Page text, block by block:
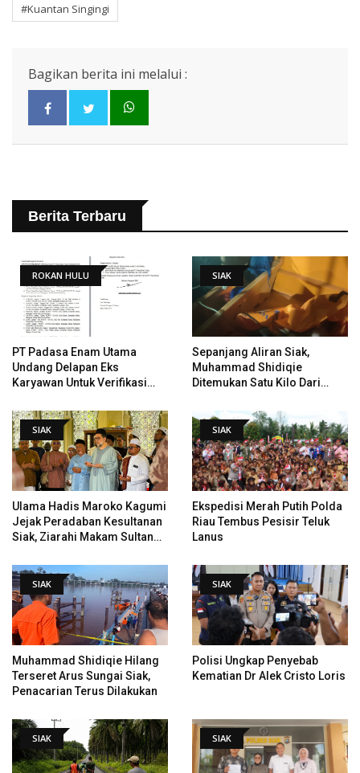
#Kuantan Singingi
Bagikan berita ini melalui :
Berita Terbaru
ROKAN HULU
PT Padasa Enam Utama
Undang Delapan Eks
Karyawan Untuk Verifikasi
PHI
SIAK
Sepanjang Aliran Siak,
Muhammad Shidiqie
Ditemukan Satu Kilo Dari
SIAK
Ulama Hadis Maroko Kagumi
Jejak Peradaban Kesultanan
Siak, Ziarahi Makam Sultan
SIAK
Ekspedisi Merah Putih Polda
Riau Tembus Pesisir Teluk
Lanus
SIAK
Muhammad Shidiqie Hilang
Terseret Arus Sungai Siak,
Penacarian Terus Dilakukan
SIAK
Polisi Ungkap Penyebab
Kematian Dr Alek Cristo Loris
SIAK SIAK